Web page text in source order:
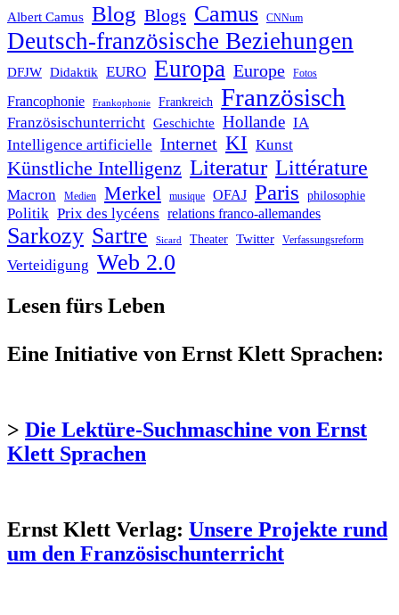
Albert Camus Blog Blogs Camus CNNum
Deutsch-französische Beziehungen
DFJW Didaktik EURO Europa Europe Fotos
Francophonie Frankophonie Frankreich Französisch
Französischunterricht Geschichte Hollande IA
Intelligence artificielle Internet KI Kunst
Künstliche Intelligenz Literatur Littérature
Macron Medien Merkel musique OFAJ Paris philosophie
Politik Prix des lycéens relations franco-allemandes
Sarkozy Sartre Sicard Theater Twitter Verfassungsreform
Verteidigung Web 2.0
Lesen fürs Leben
Eine Initiative von Ernst Klett Sprachen:
> Die Lektüre-Suchmaschine von Ernst
Klett Sprachen
Ernst Klett Verlag: Unsere Projekte rund
um den Französischunterricht